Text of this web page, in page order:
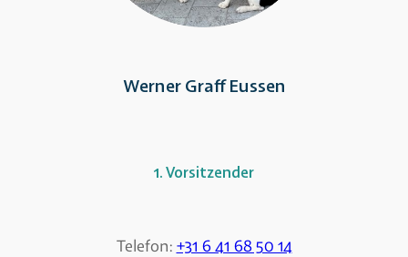
Werner Graff Eussen
1. Vorsitzender
Telefon: +31 6 41 68 50 14